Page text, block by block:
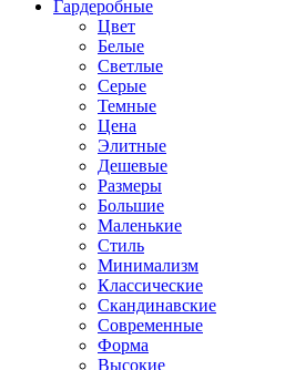
Гардеробные
Цвет
Белые
Светлые
Серые
Темные
Цена
Элитные
Дешевые
Размеры
Большие
Маленькие
Стиль
Минимализм
Классические
Скандинавские
Современные
Форма
Высокие